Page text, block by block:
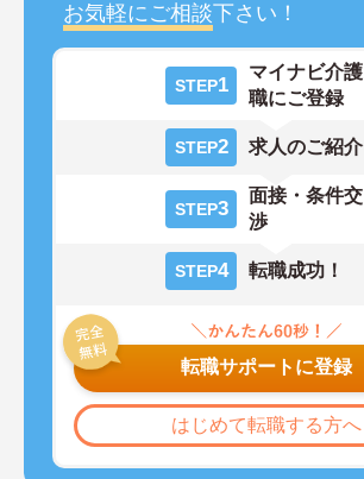
お気軽にご相談下さい！
STEP1
マイナビ介護
職にご登録
STEP2 求人のご紹介
STEP3
面接・条件交
渉
STEP4 転職成功！
転職サポートに登録
はじめて転職する方へ